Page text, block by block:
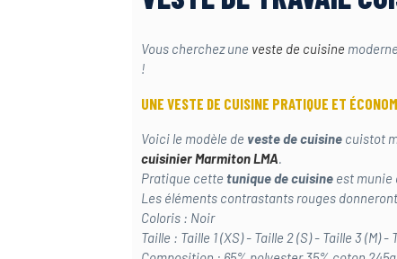
Vous cherchez une veste de cuisine
!
UNE VESTE DE CUISINE PRATIQUE ET
Voici le modèle de veste de cuisinecuistot
cuisinier Marmiton LMA.
Pratique cette tunique de cuisineest munie
Les éléments contrastants rouges
Coloris : Noir
Taille : Taille 1 (XS) - Taille 2 (S) - Taille 3 (M)